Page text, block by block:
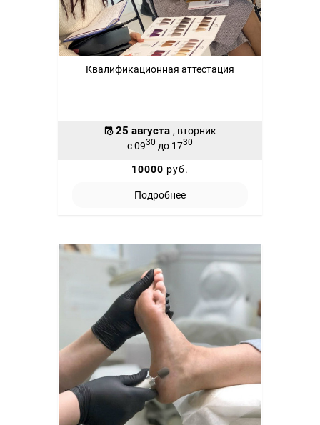
Квалификационная аттестация
25 августа , вторник
с 0930 до 1730
10000 руб.
Подробнее